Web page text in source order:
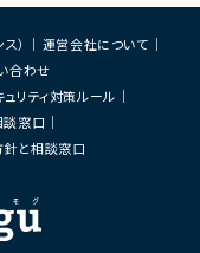
）
運営会社について
合わせ
リティ対策ルール
談窓口
と相談窓口